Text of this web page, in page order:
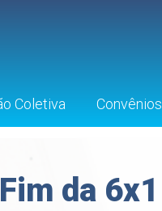
Coletiva Convênios
da 6x1